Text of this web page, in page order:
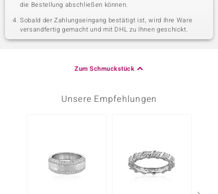
die Bestellung abschließen können.
Sobald der Zahlungseingang bestätigt ist, wird Ihre Ware
versandfertig gemacht und mit DHL zu Ihnen geschickt.
Zum Schmuckstück
Unsere Empfehlungen